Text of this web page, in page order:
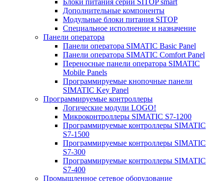
Блоки питания серии SITOP smart
Дополнительные компоненты
Модульные блоки питания SITOP
Специальное исполнение и назначение
Панели оператора
Панели оператора SIMATIC Basic Panel
Панели оператора SIMATIC Comfort Panel
Переносные панели оператора SIMATIC
Mobile Panels
Программируемые кнопочные панели
SIMATIC Key Panel
Программируемые контроллеры
Логические модули LOGO!
Микроконтроллеры SIMATIC S7-1200
Программируемые контроллеры SIMATIC
S7-1500
Программируемые контроллеры SIMATIC
S7-300
Программируемые контроллеры SIMATIC
S7-400
Промышленное сетевое оборудование